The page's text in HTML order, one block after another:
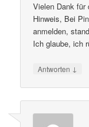
Vielen Dank für
Hinweis, Bei
anmelden,
Ich glaube, ich
Antworten ↓